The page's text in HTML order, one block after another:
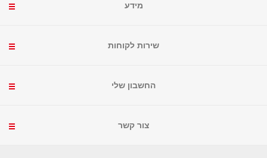
מידע
שירות לקוחות
החשבון שלי
צור קשר